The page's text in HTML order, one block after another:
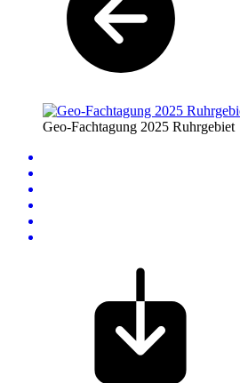
Geo-Fachtagung 2025 Ruhrgebiet